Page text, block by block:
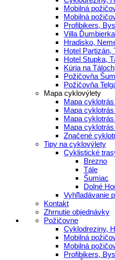
Mobilná
Mobilná
Profibikers,
Villa
Hradisko,
Hotel Partizán,
Hotel Stupka,
Kúria na Táloch
Požičovňa
Požičovňa
Mapa cyklovýlety
Mapa
Mapa
Mapa
Mapa
Značené
Tipy na cyklovýlety
Cyklistické
Brezno
Tále
Šumiac
Dolné
Vyhľladávanie
Kontakt
Zhrnutie objednávky
Požičovne
Cyklodreziny,
Mobilná
Mobilná
Profibikers,